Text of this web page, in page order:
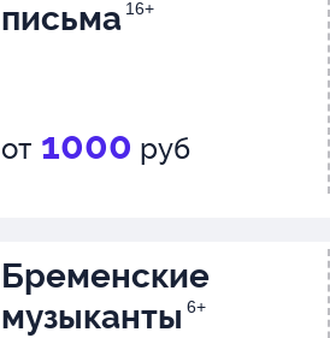
письма 16+
от 1000 руб
Бременские
музыканты 6+